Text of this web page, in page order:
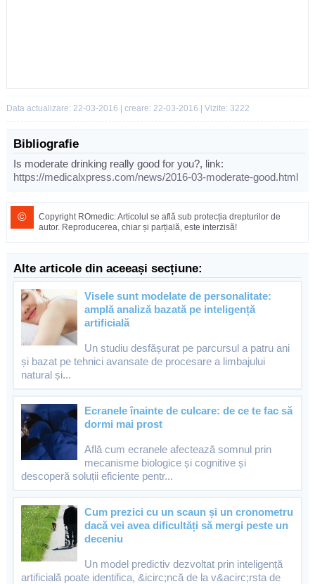
Data actualizare: 22-03-2016 | creare: 22-03-2016 | Vizite: 3222
Bibliografie
Is moderate drinking really good for you?, link:
https://medicalxpress.com/news/2016-03-moderate-good.html
©
Copyright ROmedic: Articolul se află sub protecția drepturilor de
autor. Reproducerea, chiar și parțială, este interzisă!
Alte articole din aceeași secțiune:
Visele sunt modelate de personalitate:
amplă analiză bazată pe inteligență
artificială
Un studiu desfășurat pe parcursul a patru ani
și bazat pe tehnici avansate de procesare a limbajului
natural și...
Ecranele înainte de culcare: de ce te fac să
dormi mai prost
Află cum ecranele afectează somnul prin
mecanisme biologice și cognitive și
descoperă soluții eficiente pentr...
Cum prezici cu un scaun și un cronometru
dacă vei avea dificultăți să mergi peste un
deceniu
Un model predictiv dezvoltat prin inteligență
artificială poate identifica, &icirc;ncă de la v&acirc;rsta de